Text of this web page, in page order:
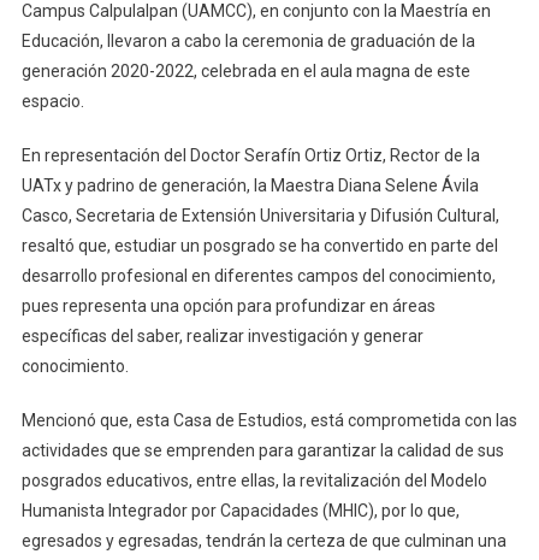
Campus Calpulalpan (UAMCC), en conjunto con la Maestría en
Educación, llevaron a cabo la ceremonia de graduación de la
generación 2020-2022, celebrada en el aula magna de este
espacio.
En representación del Doctor Serafín Ortiz Ortiz, Rector de la
UATx y padrino de generación, la Maestra Diana Selene Ávila
Casco, Secretaria de Extensión Universitaria y Difusión Cultural,
resaltó que, estudiar un posgrado se ha convertido en parte del
desarrollo profesional en diferentes campos del conocimiento,
pues representa una opción para profundizar en áreas
específicas del saber, realizar investigación y generar
conocimiento.
Mencionó que, esta Casa de Estudios, está comprometida con las
actividades que se emprenden para garantizar la calidad de sus
posgrados educativos, entre ellas, la revitalización del Modelo
Humanista Integrador por Capacidades (MHIC), por lo que,
egresados y egresadas, tendrán la certeza de que culminan una